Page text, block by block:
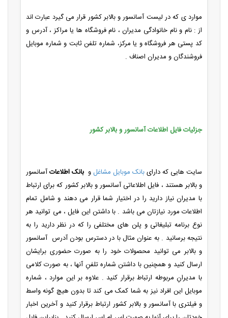
موارد ی که در لیست آسانسور و بالابر کشور قرار می گیرد عبارت اند
از : نام و نام خانوادگی مدیران ، نام فروشگاه ها یا مراکز ، آدرس و
کد پستی هر فروشگاه و یا مرکز، شماره تلفن ثابت و شماره موبایل
فروشندگان و مدیران اصناف .
جزئیات فایل اطلاعات آسانسور و بالابر کشور
سایت هایی که دارایبانک موبایل مشاغلو بانک اطلاعاتآسانسور
و بالابر هستند ، فایل اطلاعاتی آسانسور و بالابر کشور که برای ارتباط
با مدیران نیاز دارید را در اختیار شما قرار می دهند و شامل تمام
اطلاعات مورد نیازتان می باشد . با داشتن این فایل ، می توانید هر
نوع برنامه تبلیغاتی و پلن های مختلفی را که در نظر دارید را به
نتیجه برسانید . به عنوان مثال با در دسترس بودن آدرس آسانسور
و بالابر می توانید محصولات خود را به صورت حضوری برایشان
ارسال کنید و همچنین با داشتن شماره تلفنِ آنها ، به صورت کلامی
با مدیرانِ مربوطه ارتباط برقرار کنید . علاوه بر این موارد ، شماره
موبایل این افراد نیز به شما کمک می کند تا بدون هیچ گونه واسط
و فیلتری با آسانسور و بالابر کشور ارتباط برقرار کنید و آخرین اخبار